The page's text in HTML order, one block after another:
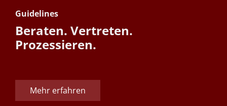
Guidelines
Beraten. Vertreten.
Prozessieren.
Mehr erfahren